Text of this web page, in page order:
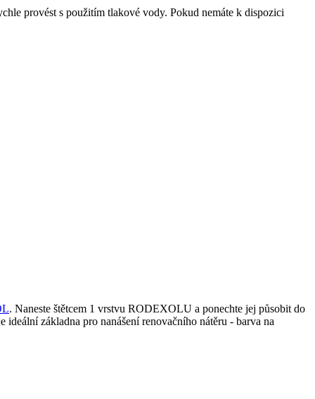
provést s použitím tlakové vody. Pokud nemáte k dispozici
. Naneste štětcem 1 vrstvu RODEXOLU a ponechte jej působit do
základna pro nanášení renovačního nátěru - barva na